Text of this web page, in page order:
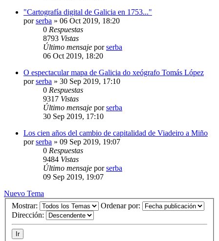
"Cartografía digital de Galicia en 1753..."
porserba » 06 Oct 2019, 18:20
0 Respuestas
8793 Vistas
Último mensaje porserba
06 Oct 2019, 18:20
O espectacular mapa de Galicia do xeógrafo Tomás López
porserba » 30 Sep 2019, 17:10
0 Respuestas
9317 Vistas
Último mensaje porserba
30 Sep 2019, 17:10
Los cien años del cambio de capitalidad de Viadeiro a Miño
porserba » 09 Sep 2019, 19:07
0 Respuestas
9484 Vistas
Último mensaje porserba
09 Sep 2019, 19:07
Nuevo Tema
Mostrar:
Ordenar por:
Dirección: